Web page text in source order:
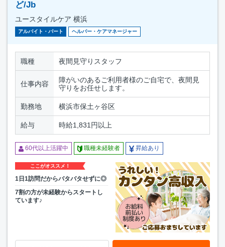
ど/Jb
ユースタイルケア 横浜
アルバイト・パート ヘルパー・ケアマネージャー
職種 夜間見守りスタッフ
仕事内容
障がいのあるご利用者様のご自宅で、夜間見
守りをお任せします。
勤務地 横浜市保土ヶ谷区
給与 時給1,831円以上
60代以上活躍中 職種未経験者 昇給あり
ここがオススメ！
1日1訪問だからバタバタせずに◎
7割の方が未経験からスタートし
ています♪